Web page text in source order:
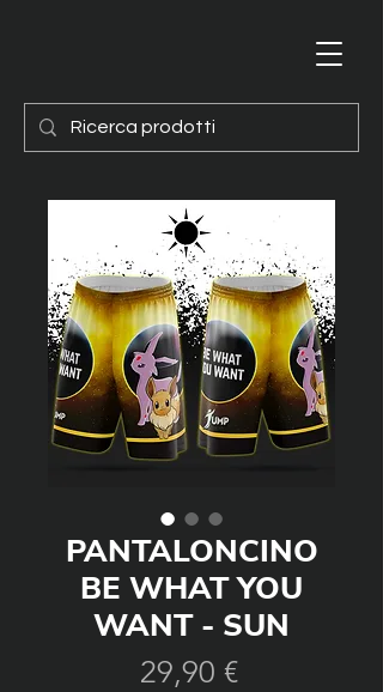
PANTALONCINO
BE WHAT YOU
WANT - SUN
29,90 €Prezzo